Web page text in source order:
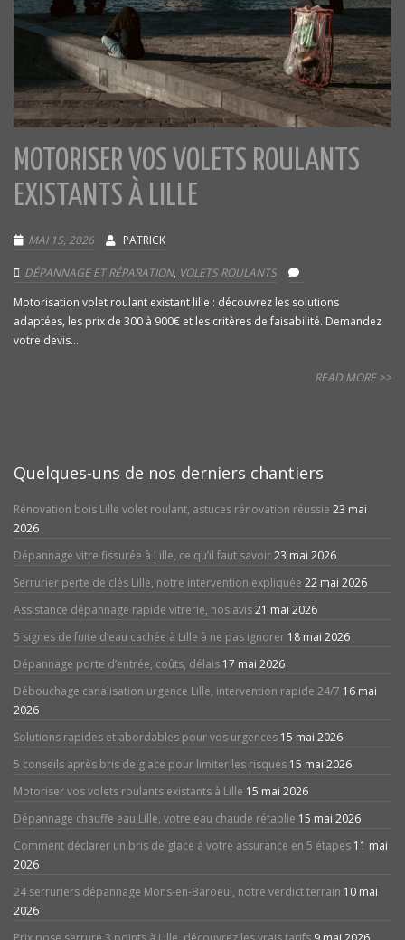
MOTORISER VOS VOLETS ROULANTS
EXISTANTS À LILLE
MAI 15, 2026 PATRICK
DÉPANNAGE ET RÉPARATION, VOLETS ROULANTS
Motorisation volet roulant existant lille : découvrez les solutions
adaptées, les prix de 300 à 900€ et les critères de faisabilité. Demandez
votre devis...
READ MORE >>
Quelques-uns de nos derniers chantiers
Rénovation bois Lille volet roulant, astuces rénovation réussie 23 mai
2026
Dépannage vitre fissurée à Lille, ce qu’il faut savoir23 mai 2026
Serrurier perte de clés Lille, notre intervention expliquée 22 mai 2026
Assistance dépannage rapide vitrerie, nos avis21 mai 2026
5 signes de fuite d’eau cachée à Lille à ne pas ignorer 18 mai 2026
Dépannage porte d’entrée, coûts, délais 17 mai 2026
Débouchage canalisation urgence Lille, intervention rapide 24/7 16 mai
2026
Solutions rapides et abordables pour vos urgences 15 mai 2026
5 conseils après bris de glace pour limiter les risques 15 mai 2026
Motoriser vos volets roulants existants à Lille 15 mai 2026
Dépannage chauffe eau Lille, votre eau chaude rétablie 15 mai 2026
Comment déclarer un bris de glace à votre assurance en 5 étapes 11 mai
2026
24 serruriers dépannage Mons-en-Baroeul, notre verdict terrain 10 mai
2026